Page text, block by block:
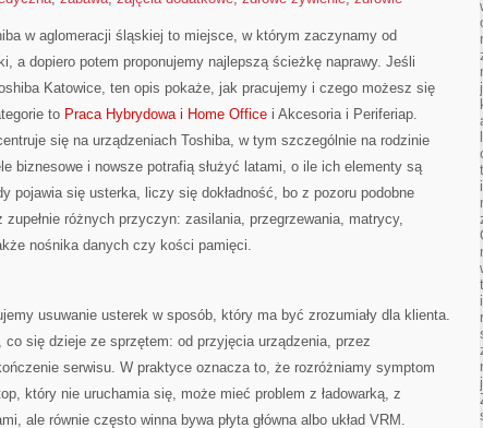
w aglomeracji śląskiej to miejsce, w którym zaczynamy od
a dopiero potem proponujemy najlepszą ścieżkę naprawy. Jeśli
Katowice, ten opis pokaże, jak pracujemy i czego możesz się
to Praca Hybrydowa i Home Office i Akcesoria i Periferiap.
się na urządzeniach Toshiba, w tym szczególnie na rodzinie
biznesowe i nowsze potrafią służyć latami, o ile ich elementy są
pojawia się usterka, liczy się dokładność, bo z pozoru podobne
różnych przyczyn: zasilania, przegrzewania, matrycy,
nośnika danych czy kości pamięci.
usuwanie usterek w sposób, który ma być zrozumiały dla klienta.
co się dzieje ze sprzętem: od przyjęcia urządzenia, przez
serwisu. W praktyce oznacza to, że rozróżniamy symptom
który nie uruchamia się, może mieć problem z ładowarką, z
ale równie często winna bywa płyta główna albo układ VRM.